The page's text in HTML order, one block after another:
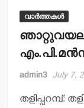
p
p
o
o
k
വാർത്തകൾ
admin3 July 7,
തളിപ്പറമ്പ്: